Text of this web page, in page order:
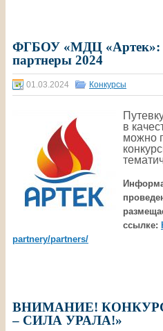
ФГБОУ «МДЦ «Артек»:
партнеры 2024
01.03.2024 Конкурсы
в
можно
ссылке:
partnery/partners/
ВНИМАНИЕ!
– СИЛА УРАЛА!»